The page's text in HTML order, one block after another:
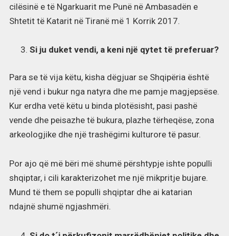
cilësinë e të Ngarkuarit me Punë në Ambasadën e
Shtetit të Katarit në Tiranë më 1 Korrik 2017.
Si ju duket vendi, a keni një qytet të preferuar?
Para se të vija këtu, kisha dëgjuar se Shqipëria është
një vend i bukur nga natyra dhe me pamje magjepsëse.
Kur erdha vetë këtu u binda plotësisht, pasi pashë
vende dhe peisazhe të bukura, plazhe tërheqëse, zona
arkeologjike dhe një trashëgimi kulturore të pasur.
Por ajo që më bëri më shumë përshtypje ishte populli
shqiptar, i cili karakterizohet me një mikpritje bujare.
Mund të them se populli shqiptar dhe ai katarian
ndajnë shumë ngjashmëri.